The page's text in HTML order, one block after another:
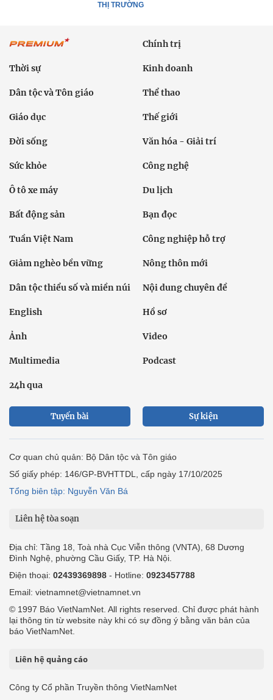
THỊ TRƯỜNG
Chính trị
Thời sự Kinh doanh
Dân tộc và Tôn giáo Thể thao
Giáo dục Thế giới
Đời sống Văn hóa - Giải trí
Sức khỏe Công nghệ
Ô tô xe máy Du lịch
Bất động sản Bạn đọc
Tuần Việt Nam Công nghiệp hỗ trợ
Giảm nghèo bền vững Nông thôn mới
Dân tộc thiểu số và miền núi Nội dung chuyên đề
English Hồ sơ
Ảnh Video
Multimedia Podcast
24h qua
Tuyến bài Sự kiện
Cơ quan chủ quản: Bộ Dân tộc và Tôn giáo
Số giấy phép: 146/GP-BVHTTDL, cấp ngày 17/10/2025
Tổng biên tập: Nguyễn Văn Bá
Liên hệ tòa soạn
Địa chỉ: Tầng 18, Toà nhà Cục Viễn thông (VNTA), 68 Dương
Đình Nghệ, phường Cầu Giấy, TP. Hà Nội.
Điện thoại: 02439369898 - Hotline: 0923457788
Email: vietnamnet@vietnamnet.vn
© 1997 Báo VietNamNet. All rights reserved. Chỉ được phát hành
lại thông tin từ website này khi có sự đồng ý bằng văn bản của
báo VietNamNet.
Liên hệ quảng cáo
Công ty Cổ phần Truyền thông VietNamNet